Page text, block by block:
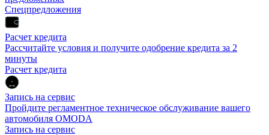
Спецпредложения
Расчет кредита
Рассчитайте условия и получите одобрение кредита за 2
минуты
Расчет кредита
Запись на сервис
Пройдите регламентное техническое обслуживание вашего
автомобиля OMODA
Запись на сервис